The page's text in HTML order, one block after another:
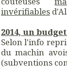
invérifiables
2014, un
Selon l'info
du machin
(subventions